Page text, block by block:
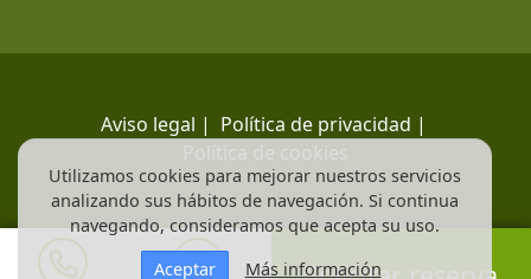
Aviso legal | Política de privacidad |
Política de cookies
Utilizamos cookies para mejorar nuestros servicios
analizando sus hábitos de navegación. Si continua
navegando, consideramos que acepta su uso.
Aceptar
Más información